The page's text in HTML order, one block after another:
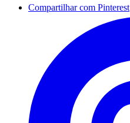
Compartilhar com Pinterest